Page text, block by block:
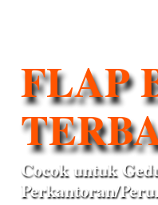
FLAP
Cocok untuk
Perkantoran/